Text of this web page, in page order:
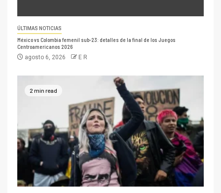
ÚLTIMAS NOTICIAS
México vs Colombia femenil sub-23: detalles de la final de los Juegos
Centroamericanos 2026
agosto 6, 2026 E R
2 min read